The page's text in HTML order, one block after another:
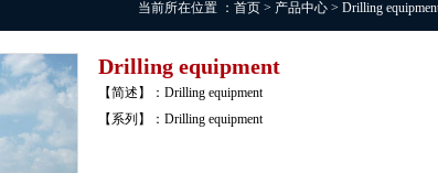
当前所在位置 ： 首页 > 产品中心 > Drilling
Drilling equipment
【简述】：Drilling equipment
【系列】：Drilling equipment